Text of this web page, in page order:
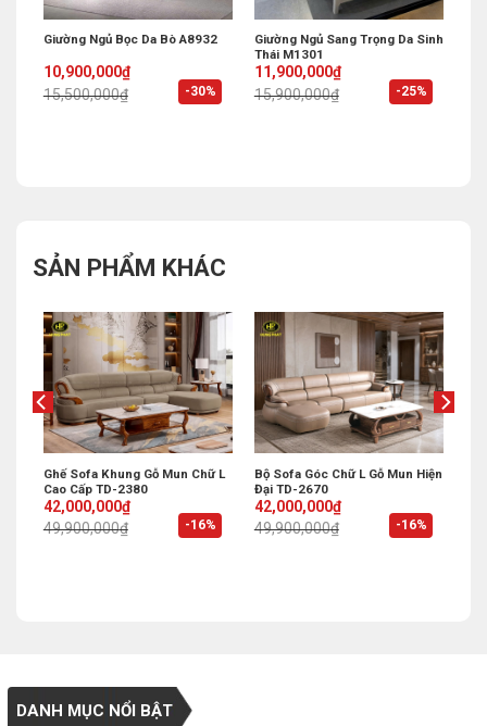
-30%
Giường Ngủ Bọc Da Bò A8932
15,500,000₫
Original
price
was:
10,900,000₫
Current
price
is:
-25%
Giường Ngủ Sang Trọng Da Sinh
Thái M1301
15,900,000₫
Original
price
was:
11,900,000₫
Current
price
is:
SẢN PHẨM KHÁC
-16%
Ghế Sofa Khung Gỗ Mun Chữ L
Cao Cấp TD-2380
49,900,000₫
Original
price
was:
42,000,000₫
Current
price
is:
-16%
Bộ Sofa Góc Chữ L Gỗ Mun Hiện
Đại TD-2670
49,900,000₫
Original
price
was:
42,000,000₫
Current
price
is:
DANH MỤC NỔI BẬT